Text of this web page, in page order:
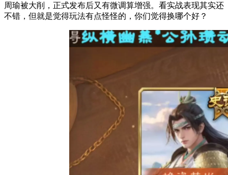
周瑜被大削，正式发布后又有微调算增强。看实战表现其实还
不错，但就是觉得玩法有点怪怪的，你们觉得换哪个好？